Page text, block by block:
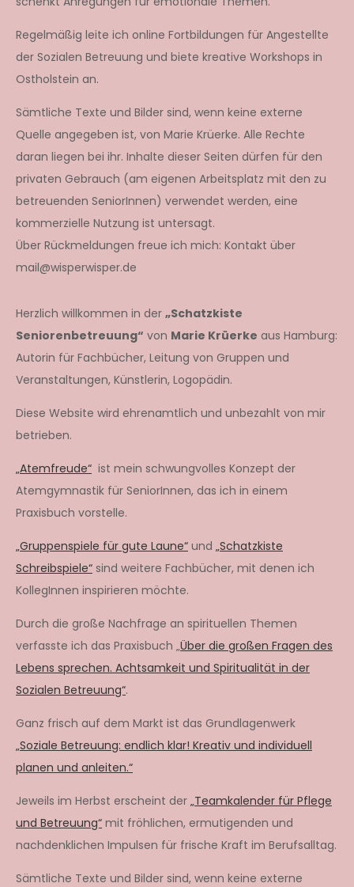
Regelmäßig leite ich online Fortbildungen für Angestellte
der Sozialen Betreuung und biete kreative Workshops in
Ostholstein an.
Sämtliche Texte und Bilder sind, wenn keine externe
Quelle angegeben ist, von Marie Krüerke. Alle Rechte
daran liegen bei ihr. Inhalte dieser Seiten dürfen für den
privaten Gebrauch (am eigenen Arbeitsplatz mit den zu
betreuenden SeniorInnen) verwendet werden, eine
kommerzielle Nutzung ist untersagt.
Über Rückmeldungen freue ich mich: Kontakt über
mail@wisperwisper.de
Herzlich willkommen in der „Schatzkiste
Seniorenbetreuung“ von Marie Krüerke aus Hamburg:
Autorin für Fachbücher, Leitung von Gruppen und
Veranstaltungen, Künstlerin, Logopädin.
Diese Website wird ehrenamtlich und unbezahlt von mir
betrieben.
„Atemfreude“ ist mein schwungvolles Konzept der
Atemgymnastik für SeniorInnen, das ich in einem
Praxisbuch vorstelle.
„Gruppenspiele für gute Laune“ und „Schatzkiste
Schreibspiele“ sind weitere Fachbücher, mit denen ich
KollegInnen inspirieren möchte.
Durch die große Nachfrage an spirituellen Themen
verfasste ich das Praxisbuch „Über die großen Fragen des
Lebens sprechen. Achtsamkeit und Spiritualität in der
Sozialen Betreuung“.
Ganz frisch auf dem Markt ist das Grundlagenwerk
„Soziale Betreuung: endlich klar! Kreativ und individuell
planen und anleiten.“
Jeweils im Herbst erscheint der „Teamkalender für Pflege
und Betreuung“ mit fröhlichen, ermutigenden und
nachdenklichen Impulsen für frische Kraft im Berufsalltag.
Sämtliche Texte und Bilder sind, wenn keine externe